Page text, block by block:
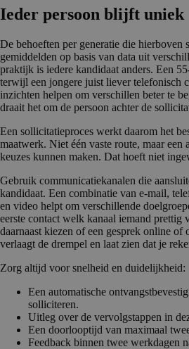
Ieder persoon blijft uniek
De behoeften per generatie die hierboven
gemiddelden op basis van data uit
praktijk is iedere kandidaat anders. Een
terwijl een jongere juist liever telefonisch
inzichten helpen om verschillen beter te
draait het om de persoon achter de
Een sollicitatieproces werkt daarom het
maatwerk. Niet één vaste route, maar een
keuzes kunnen maken. Dat hoeft niet
Gebruik communicatiekanalen die
kandidaat. Een combinatie van e-mail,
en video helpt om verschillende
eerste contact welk kanaal iemand prettig
daarnaast kiezen of een gesprek online of
verlaagt de drempel en laat zien dat je
Zorg altijd voor snelheid en duidelijkheid:
Een automatische
solliciteren.
Uitleg over de vervolgstappen in
Een doorlooptijd van maximaal
Feedback binnen twee werkdagen